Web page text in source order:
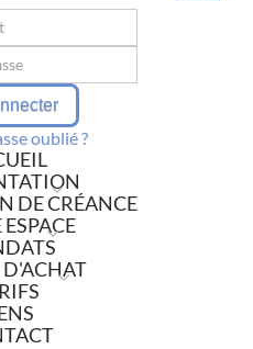
oublié ?
DE CRÉANCE
D'ACHAT